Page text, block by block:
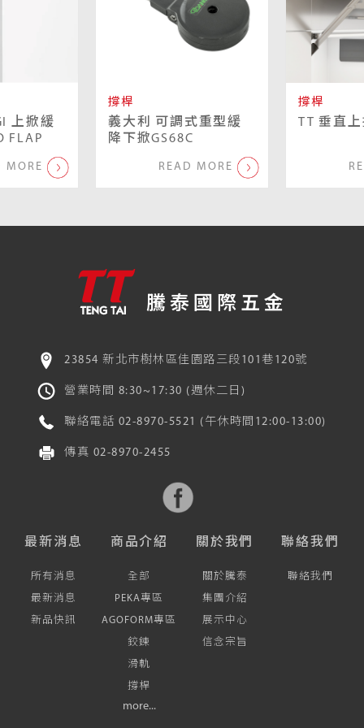
上掀緩
FLAP
MORE
撐桿
義大利 可調式重型緩
降下掀GS68C
READ MORE
撐桿
TT 垂直
騰泰國際五金
23854 新北市樹林區佳園路三段101巷120號
營業時間 8:30~17:30 (週休二日)
聯絡電話 02-8970-5521 (午休時間12:00-13:00)
傳真 02-8970-2455
最新消息
所有消息
最新消息
新品快訊
商品介紹
全部
PEKA專區
AGOFORM專區
鉸鍊
滑軌
撐桿
more...
關於我們
關於騰泰
集團介紹
展示中心
信念宗旨
聯絡我們
聯絡我們